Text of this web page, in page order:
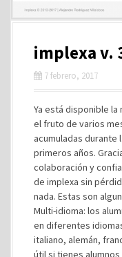
implexa v.
7 febrero, 2017
Ya está disponible la
el fruto de varios
acumuladas
primeros años.
colaboración y
de implexa sin
nada. Estas son
Multi-idioma: los
en diferentes
italiano, alemán,
útil si tienes